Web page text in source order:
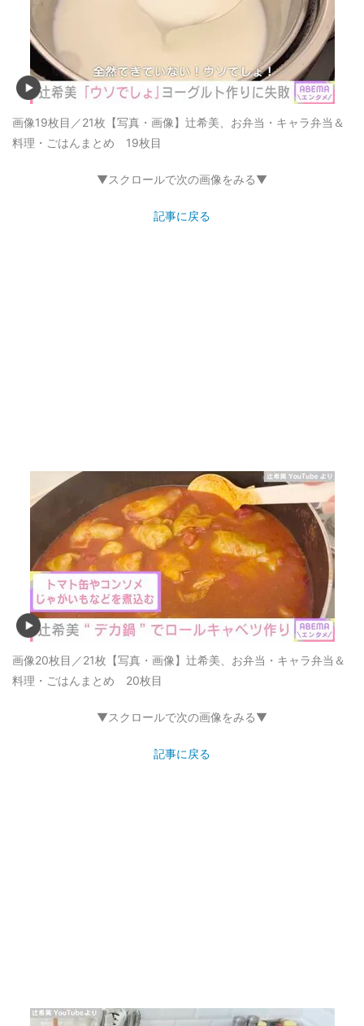
画像19枚目／21枚 【写真・画像】辻希美、お弁当・キャラ弁当＆
料理・ごはんまとめ 19枚目
▼スクロールで次の画像をみる▼
記事に戻る
画像20枚目／21枚 【写真・画像】辻希美、お弁当・キャラ弁当＆
料理・ごはんまとめ 20枚目
▼スクロールで次の画像をみる▼
記事に戻る